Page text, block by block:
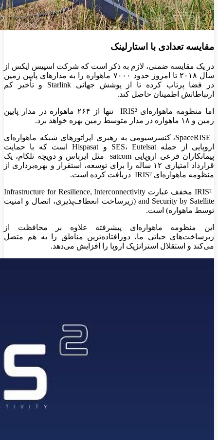
مقایسه تعدادی با استارلینک
در یک مقایسه ضمنی، لازم به ذکر است که شرکت اسپیس ایکس از
سال ۲۰۱۸ تا امروز حدود ۷۰۰۰ ماهواره را به مدارهای پایین زمین
در فضا پرتاب کرده تا از پوشش جهانی Starlink و تأخیر کم
ارتباطاتش اطمینان حاصل کند.
اما منظومه ماهواره‌ای IRIS² تنها از ۲۶۴ ماهواره در مدار پایین
زمین و ۱۸ ماهواره در مدار متوسط زمین بهره خواهد برد.
SpaceRISE، کنسرسیومی به رهبری اپراتورهای شبکه ماهواره‌ای
اروپایی از جمله SES، Eutelsat و Hispasat است که با حمایت
پیمانکاران فرعی اروپایی satcom مثل ایرباس و دویچه تلکام، یک
قرارداد امتیازی ۱۲ ساله را برای توسعه، استقرار و بهره‌برداری از
منظومه ماهواره‌ای IRIS² دریافت کرده است.
IRIS² مخفف عبارت Infrastructure for Resilience, Interconnectivity
and Security by Satellite (زیرساخت انعطاف‌پذیری، اتصال و امنیت
توسط ماهواره) است.
این منظومه ماهواره‌ای پیشرفته علاوه بر محافظت از
زیرساخت‌های حیاتی ما، دورافتاده‌ترین مناطق را به هم متصل
می‌کند و استقلال استراتژیک اروپا را افزایش می‌دهد.